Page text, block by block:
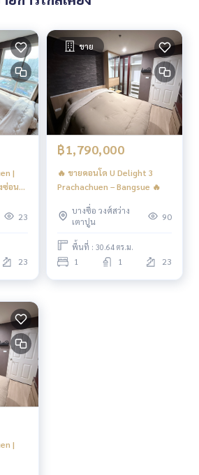
to ask more information, It’s my pleas
4388
|
ซ่อน
23
23
ขาย
฿1,790,000
🔥 ขายคอนโด U Delight 3
Prachachuen – Bangsue 🔥
บางซื่อ วงศ์สว่าง
เตาปูน
90
พื้นที่ : 30.64 ตร.ม.
1 1 23
|